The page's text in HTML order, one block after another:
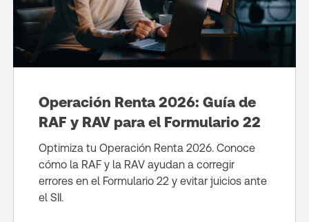
Operación Renta 2026: Guía de
RAF y RAV para el Formulario 22
Optimiza tu Operación Renta 2026. Conoce
cómo la RAF y la RAV ayudan a corregir
errores en el Formulario 22 y evitar juicios ante
el SII.